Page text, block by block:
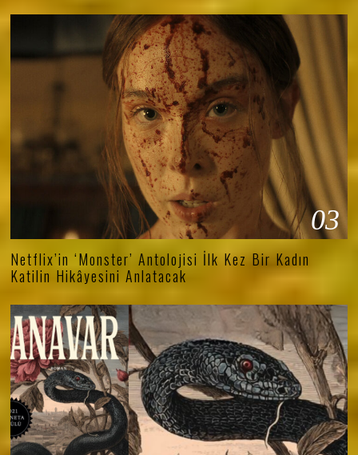
03
Netflix’in ‘Monster’ Antolojisi İlk Kez Bir Kadın
Katilin Hikâyesini Anlatacak